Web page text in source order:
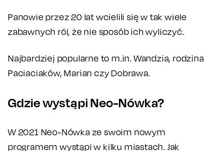
Panowie przez 20 lat wcielili się w tak wiele
zabawnych ról, że nie sposób ich wyliczyć.
Najbardziej popularne to m.in. Wandzia, rodzina
Paciaciaków, Marian czy Dobrawa.
Gdzie wystąpi Neo-Nówka?
W 2021 Neo-Nówka ze swoim nowym
programem wystąpi w kilku miastach. Jak